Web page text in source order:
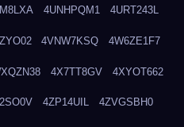
4UNHPQM1 4URT243L
4VNW7KSQ 4W6ZE1F7
4X7TT8GV 4XYOT662
4ZP14UIL 4ZVGSBH0